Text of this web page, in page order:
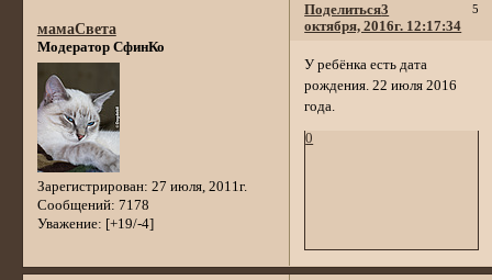
Поделиться 5
3
октября, 2016г. 12:17:34
мамаСвета
Модератор СфинКо
Зарегистрирован: 27 июля, 2011г.
Сообщений: 7178
Уважение: [+19/-4]
У ребёнка есть дата
рождения. 22 июля 2016
года.
0